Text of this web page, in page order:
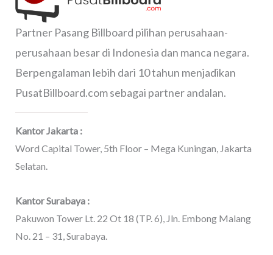
Partner Pasang Billboard pilihan perusahaan-
perusahaan besar di Indonesia dan manca negara.
Berpengalaman lebih dari 10 tahun menjadikan
PusatBillboard.com sebagai partner andalan.
Kantor Jakarta :
Word Capital Tower, 5th Floor – Mega Kuningan, Jakarta
Selatan.
Kantor Surabaya :
Pakuwon Tower Lt. 22 Ot 18 (TP. 6), Jln. Embong Malang
No. 21 – 31, Surabaya.